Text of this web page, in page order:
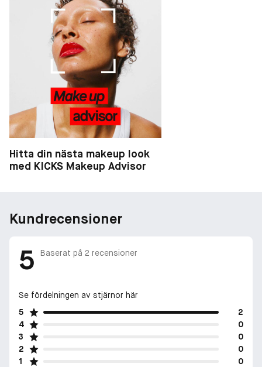
Hitta din nästa makeup look
med KICKS Makeup Advisor
Kundrecensioner
5 Baserat på 2 recensioner
Se fördelningen av stjärnor här
5
2
4
0
3
0
2
0
1
0